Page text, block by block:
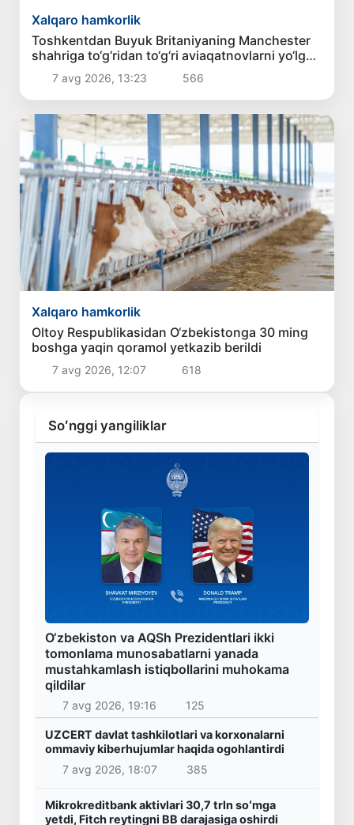
Xalqaro hamkorlik
Toshkentdan Buyuk Britaniyaning Manchester
shahriga to‘g‘ridan to‘g‘ri aviaqatnovlarni yo‘lga
qo‘yish masalasi ko‘rib chiqilmoqda
7 avg 2026, 13:23 566
Xalqaro hamkorlik
Oltoy Respublikasidan O‘zbekistonga 30 ming
boshga yaqin qoramol yetkazib berildi
7 avg 2026, 12:07 618
Soʻnggi yangiliklar
O‘zbekiston va AQSh Prezidentlari ikki
tomonlama munosabatlarni yanada
mustahkamlash istiqbollarini muhokama
qildilar
7 avg 2026, 19:16 125
UZCERT davlat tashkilotlari va korxonalarni
ommaviy kiberhujumlar haqida ogohlantirdi
7 avg 2026, 18:07
385
Mikrokreditbank aktivlari 30,7 trln soʻmga
yetdi, Fitch reytingni BB darajasiga oshirdi